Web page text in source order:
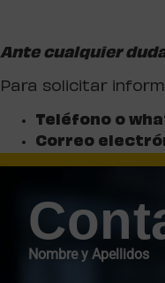
Ante cualquier
Para solicitar
Teléfono o
Correo
Nombre y Apellidos